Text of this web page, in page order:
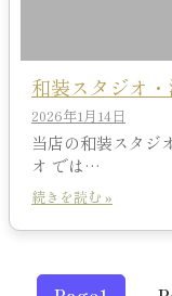
和装スタジオ
2026年1月14日
当店の和装スタジ
オ では…
続きを読む »